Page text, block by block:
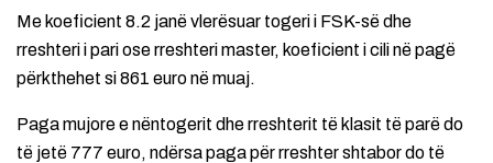
Me koeficient 8.2 janë vlerësuar togeri i FSK-së dhe
rreshteri i pari ose rreshteri master, koeficient i cili në pagë
përkthehet si 861 euro në muaj.
Paga mujore e nëntogerit dhe rreshterit të klasit të parë do
të jetë 777 euro, ndërsa paga për rreshter shtabor do të